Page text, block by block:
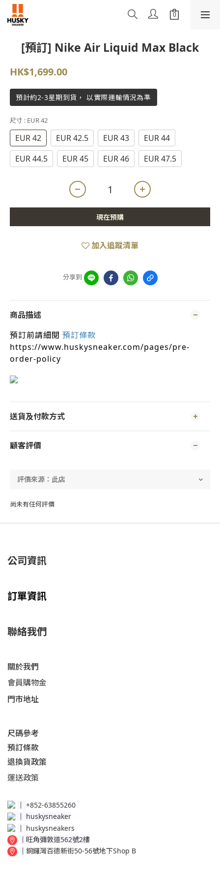
[預訂] Nike Air Liquid Max Black
HK$1,699.00
預計約2-3星期到貨， 以實際運輸情況為準
尺寸 : EUR 42
EUR 42 EUR 42.5 EUR 43
EUR 44
EUR 44.5
EUR 45 EUR 46 EUR 47.5
現在預購
加入追蹤清單
分享到
商品描述
預訂前請細閱 預訂條款
https://www.huskysneaker.com/pages/pre-
order-policy
送貨及付款方式
顧客評價
尚未有任何評價
公司資訊
訂單資訊
聯絡我們
關於我們
會員購物金
門市地址
尺碼參考
預訂條款
退換貨政策​
運送政策​
│ +852-63855260
huskysneaker
│ huskysneakers
│ 旺角彌敦道562號2樓
│ 銅鑼灣百德新街50-56號地下Shop B